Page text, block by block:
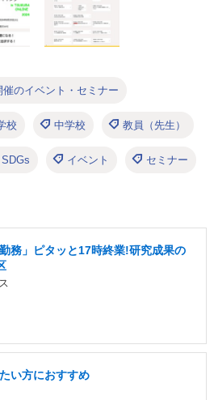
催のイベント・セミナー
校 中学校 教員（先生）
SDGs イベント セミナー
務」ピタッと17時終業!研究成果の
い方におすすめ